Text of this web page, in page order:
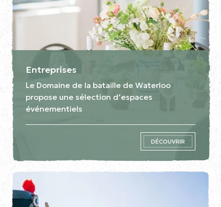
Entreprises
Le Domaine de la bataille de Waterloo
propose une sélection d’espaces
événementiels
DÉCOUVRIR